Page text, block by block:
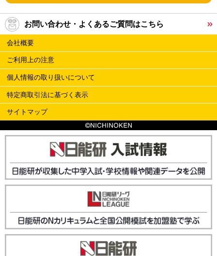
お問い合わせ・よくあるご質問はこちら
会社概要
ご利用上の注意
個人情報の取り扱いについて
特定商取引法に基づく表示
サイトマップ